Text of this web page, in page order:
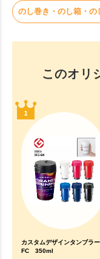
のし巻き・のし箱・の
このオリ
カスタムデザインタンブラー
FC 350ml